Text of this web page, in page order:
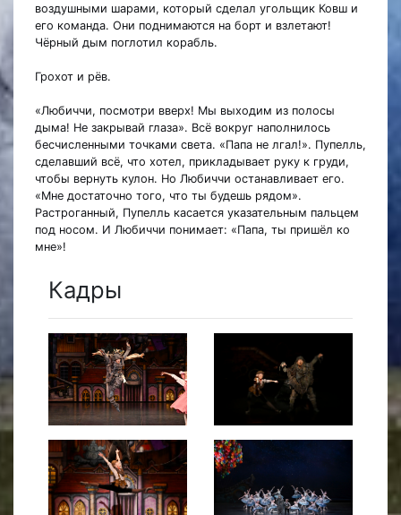
воздушными шарами, который сделал угольщик Ковш и
его команда. Они поднимаются на борт и взлетают!
Чёрный дым поглотил корабль.
Грохот и рёв.
«Любиччи, посмотри вверх! Мы выходим из полосы
дыма! Не закрывай глаза». Всё вокруг наполнилось
бесчисленными точками света. «Папа не лгал!». Пупелль,
сделавший всё, что хотел, прикладывает руку к груди,
чтобы вернуть кулон. Но Любиччи останавливает его.
«Мне достаточно того, что ты будешь рядом».
Растроганный, Пупелль касается указательным пальцем
под носом. И Любиччи понимает: «Папа, ты пришёл ко
мне»!
Кадры